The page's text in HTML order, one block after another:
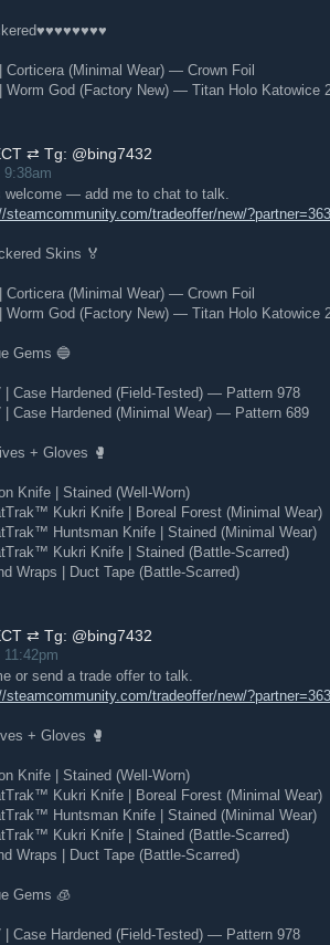
Corticera (Minimal Wear) — Crown Foil
Worm God (Factory New) — Titan Holo Katowice
⇄ Tg: @bing7432
welcome — add me to chat to talk.
steamcommunity.com/tradeoffer/new/
Skins 🏅
Corticera (Minimal Wear) — Crown Foil
Worm God (Factory New) — Titan Holo Katowice
Gems 🔵
| Case Hardened (Field-Tested) — Pattern 978
| Case Hardened (Minimal Wear) — Pattern 689
+ Gloves 🥊
Knife | Stained (Well-Worn)
Kukri Knife | Boreal Forest (Minimal Wear)
Huntsman Knife | Stained (Minimal Wear)
Kukri Knife | Stained (Battle-Scarred)
Wraps | Duct Tape (Battle-Scarred)
⇄ Tg: @bing7432
or send a trade offer to talk.
steamcommunity.com/tradeoffer/new/
+ Gloves 🥊
Knife | Stained (Well-Worn)
Kukri Knife | Boreal Forest (Minimal Wear)
Huntsman Knife | Stained (Minimal Wear)
Kukri Knife | Stained (Battle-Scarred)
Wraps | Duct Tape (Battle-Scarred)
Gems 🧊
| Case Hardened (Field-Tested) — Pattern 978